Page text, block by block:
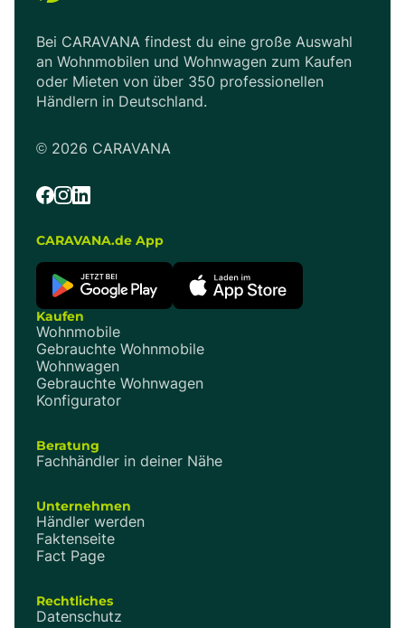
Bei CARAVANA findest du eine große Auswahl
an Wohnmobilen und Wohnwagen zum Kaufen
oder Mieten von über 350 professionellen
Händlern in Deutschland.
© 2026 CARAVANA
CARAVANA.de App
Kaufen
Wohnmobile
Gebrauchte Wohnmobile
Wohnwagen
Gebrauchte Wohnwagen
Konfigurator
Beratung
Fachhändler in deiner Nähe
Unternehmen
Händler werden
Faktenseite
Fact Page
Rechtliches
Datenschutz